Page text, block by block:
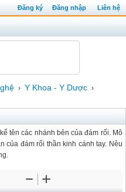
Đăng ký Đăng nhập Liên hệ
› Y Khoa - Y Dược ›
tên các nhánh bên của đám rối. Mô
của đám rối thần kinh cánh tay. Nêu